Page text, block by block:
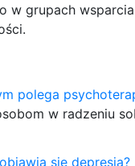
grupach
polega
w radzeniu
się depresja?